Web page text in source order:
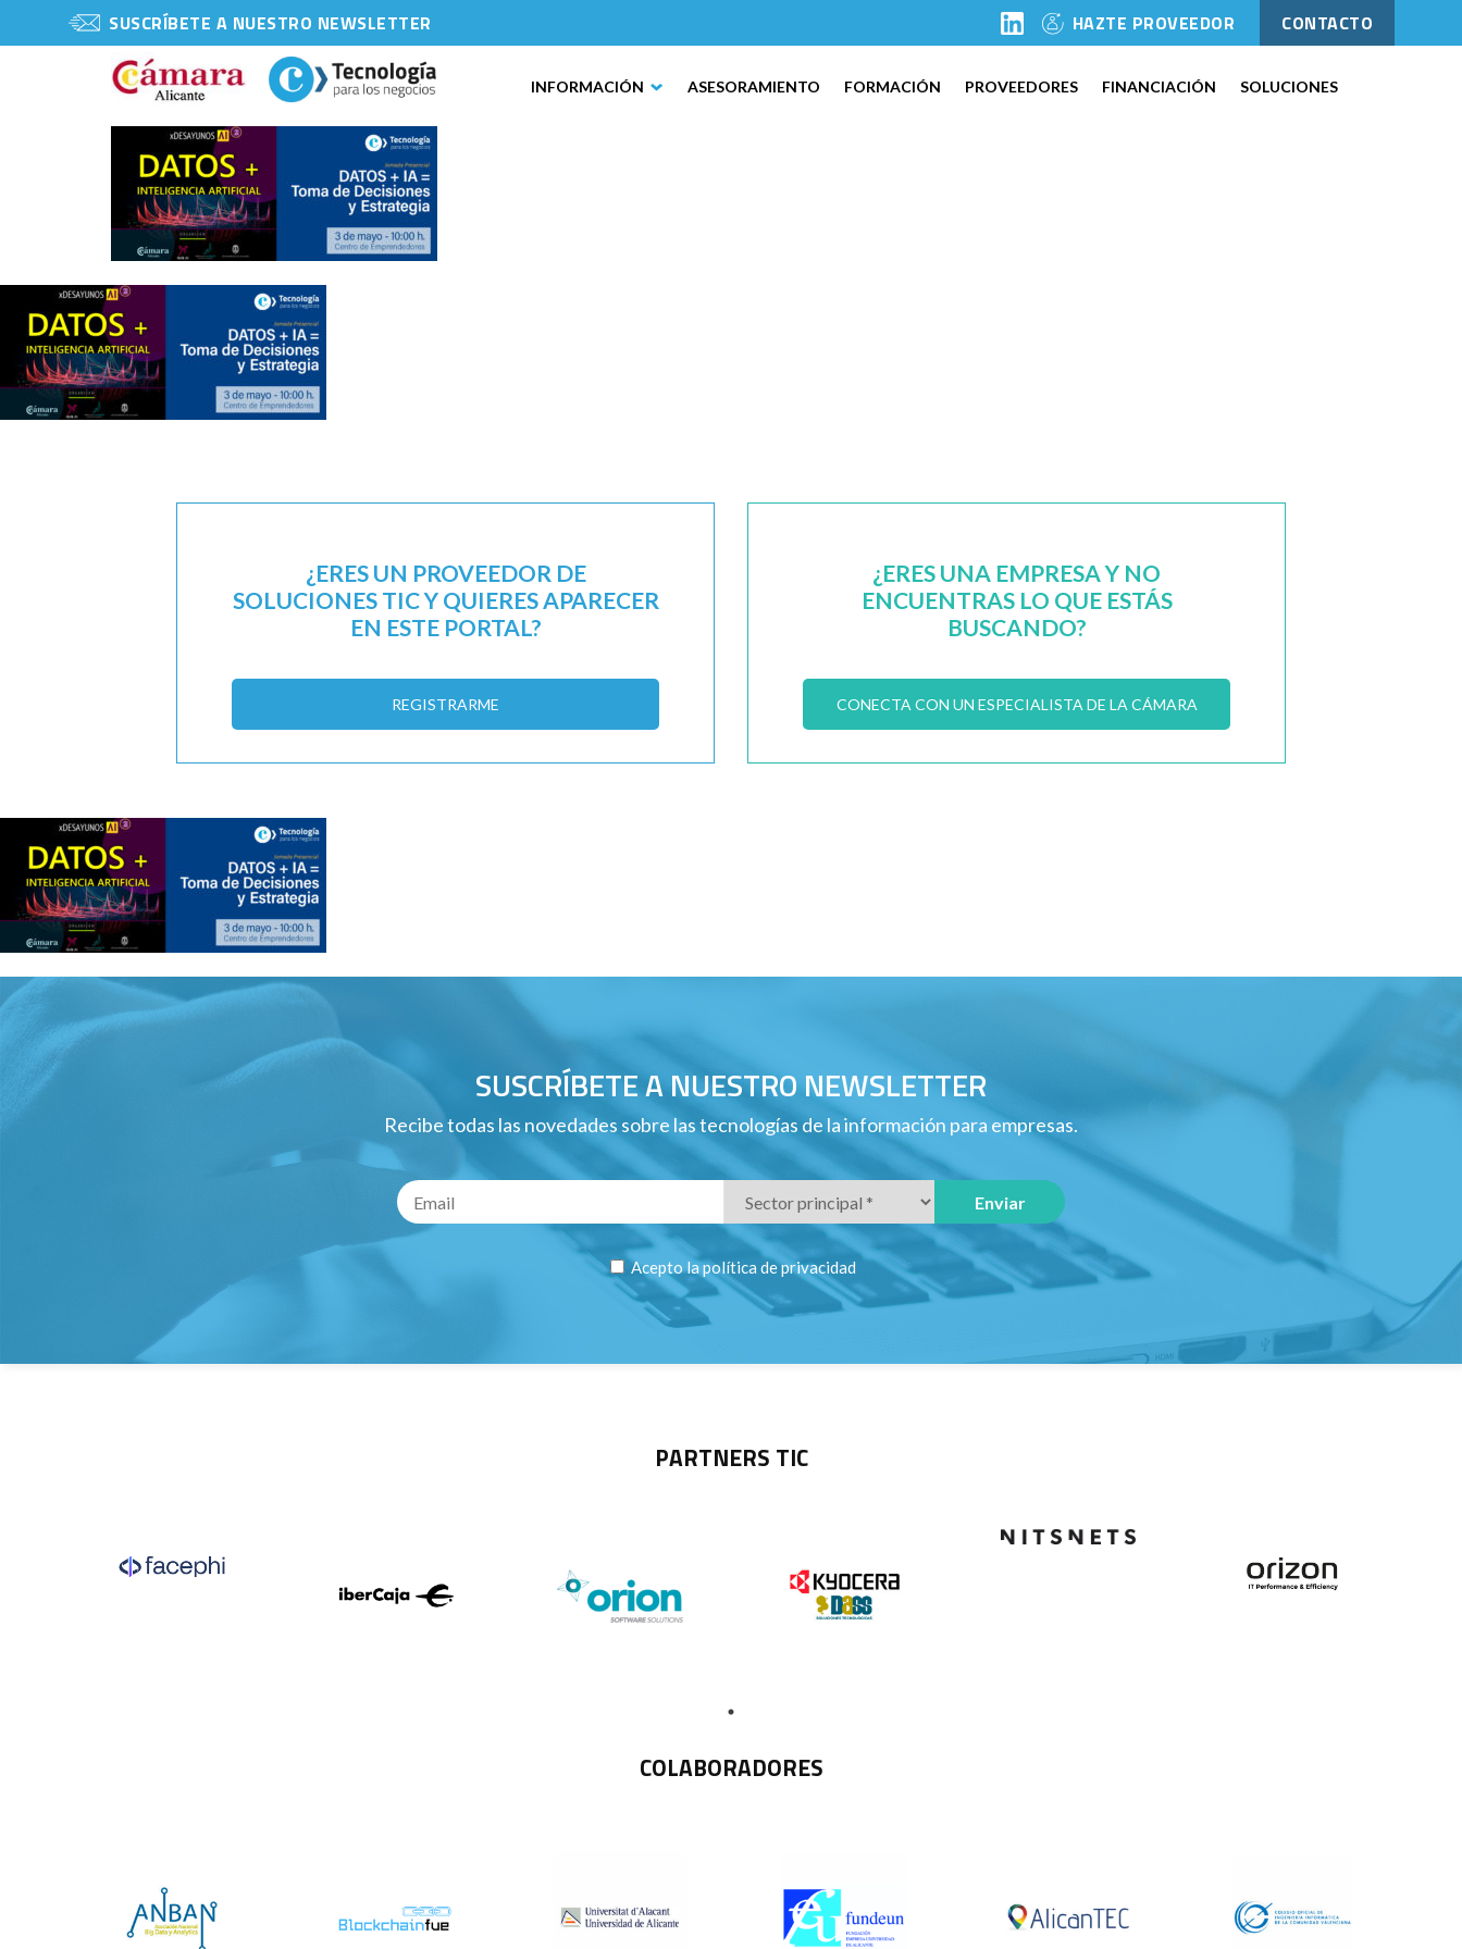
SUSCRÍBETE A NUESTRO NEWSLETTER HAZTE PROVEEDOR CONTACTO
INFORMACIÓN ASESORAMIENTO FORMACIÓN PROVEEDORES FINANCIACIÓN SOLUCIONES
¿ERES UN PROVEEDOR DE
SOLUCIONES TIC Y QUIERES APARECER
EN ESTE PORTAL?
REGISTRARME
¿ERES UNA EMPRESA Y NO
ENCUENTRAS LO QUE ESTÁS
BUSCANDO?
CONECTA CON UN ESPECIALISTA DE LA CÁMARA
SUSCRÍBETE A NUESTRO NEWSLETTER
Recibe todas las novedades sobre las tecnologías de la información para empresas.
Acepto lapolítica de privacidad
PARTNERS TIC
COLABORADORES